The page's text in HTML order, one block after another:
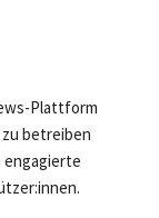
Plattform
betreiben